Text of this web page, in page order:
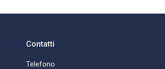
Contatti
Telefono